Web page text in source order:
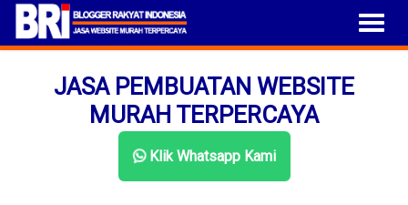
JASA PEMBUATAN WEBSITE
MURAH TERPERCAYA
Klik Whatsapp Kami